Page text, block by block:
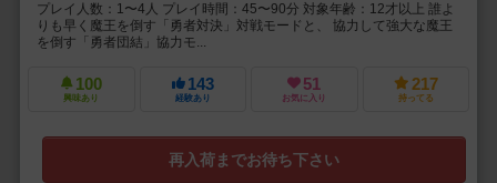
プレイ人数：1〜4人 プレイ時間：45〜90分 対象年齢：12才以上 誰よ
りも早く魔王を倒す「勇者対決」対戦モードと、 協力して強大な魔王
を倒す「勇者団結」協力モ...
100
興味あり
143
経験あり
51
お気に入り
217
持ってる
再入荷までお待ち下さい